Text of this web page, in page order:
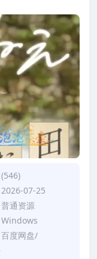
07-25
通资源
度网盘/